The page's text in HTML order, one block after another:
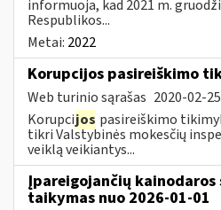
informuoja, kad 2021 m.
Respublikos...
Metai: 2022
Korupcijos pasireiškimo
Web turinio sąrašas 2020-02-25
Korupcijos pasireiškimo
tikri Valstybinės mokesčių
veiklą veikiantys...
Įpareigojančių
taikymas nuo 2026-01-01